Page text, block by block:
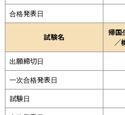
合格発表日
試験名
帰国
／
出願締切日
一次合格発表日
試験日